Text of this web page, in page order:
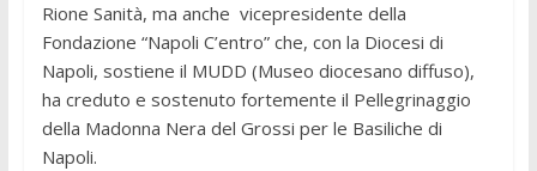
Rione Sanità, ma anche vicepresidente della
Fondazione “Napoli C’entro” che, con la Diocesi di
Napoli, sostiene il MUDD (Museo diocesano diffuso),
ha creduto e sostenuto fortemente il Pellegrinaggio
della Madonna Nera del Grossi per le Basiliche di
Napoli.